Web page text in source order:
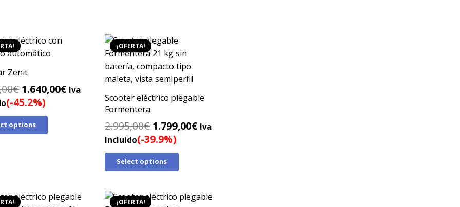
Zenit
€ El
precio
original
era:
1.640,00€El
1.640,00€.
Iva
(-45.2%)
options
¡OFERTA!
Scooter eléctrico plegable
Formentera
2.995,00€ El
precio
original
era:
1.799,00€ElIva
Incluido(-39.9%)
Select options
¡OFERTA!